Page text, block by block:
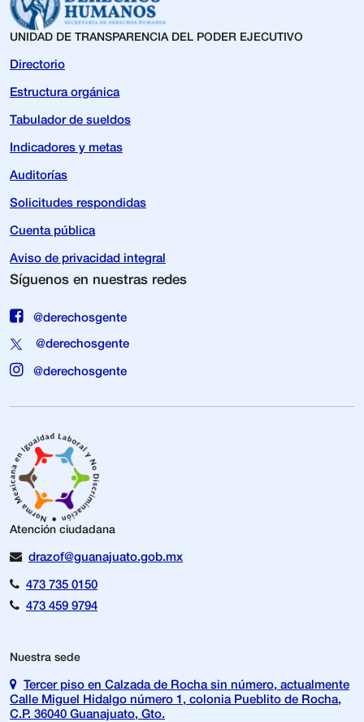
UNIDAD DE TRANSPARENCIA DEL PODER EJECUTIVO
Directorio
Estructura orgánica
Tabulador de sueldos
Indicadores y metas
Auditorías
Solicitudes respondidas
Cuenta pública
Aviso de privacidad integral
Síguenos en nuestras redes
@derechosgente
@derechosgente
@derechosgente
Atención ciudadana
drazof@guanajuato.gob.mx
473 735 0150
473 459 9794
Nuestra sede
Tercer piso en Calzada de Rocha sin número, actualmente
Calle Miguel Hidalgo número 1, colonia Pueblito de Rocha,
C.P. 36040 Guanajuato, Gto.